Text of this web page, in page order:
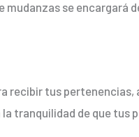
mudanzas se encargará
recibir tus pertenencias,
tranquilidad de que tus